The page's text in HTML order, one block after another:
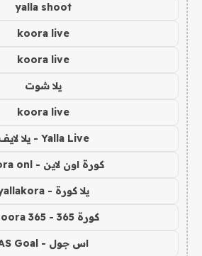
yalla shoot
koora live
koora live
يلا شوت
koora live
Yalla Live - يلا لايف
كورة اون لاين - koora onl
يلا كورة - yallakora
كورة 365 - kooora 365
اس جول - AS Goal